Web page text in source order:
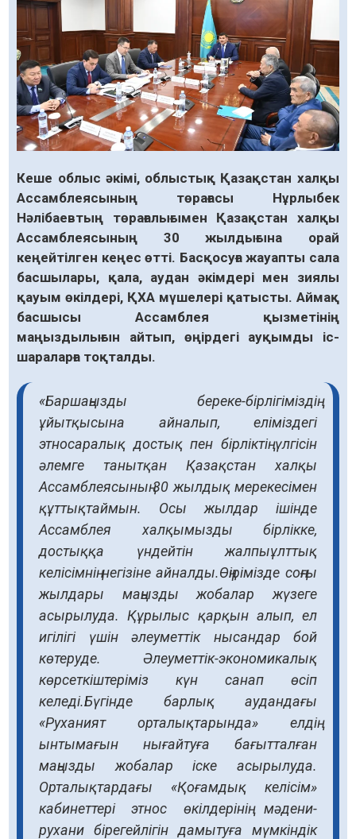
Кеше облыс әкімі, облыстық Қазақстан халқы
Ассамблеясының төрағасы Нұрлыбек
Нәлібаевтың төрағалығымен Қазақстан халқы
Ассамблеясының 30 жылдығына орай
кеңейтілген кеңес өтті. Басқосуға жауапты сала
басшылары, қала, аудан әкімдері мен зиялы
қауым өкілдері, ҚХА мүшелері қатысты.​ Аймақ
басшысы Ассамблея қызметінің
маңыздылығын айтып, өңірдегі ауқымды іс-
шараларға тоқталды.​
«Баршаңызды береке-бірлігіміздің
ұйытқысына айналып, еліміздегі
этносаралық достық пен бірліктің үлгісін
әлемге танытқан Қазақстан халқы
Ассамблеясының 30 жылдық мерекесімен
құттықтаймын. Осы жылдар ішінде
Ассамблея халқымызды бірлікке,
достыққа үндейтін жалпыұлттық
келісімнің негізіне айналды.Өңірімізде соңғы
жылдары маңызды жобалар жүзеге
асырылуда. Құрылыс қарқын алып, ел
игілігі үшін әлеуметтік нысандар бой
көтеруде. Әлеуметтік-экономикалық
көрсеткіштеріміз күн санап өсіп
келеді.Бүгінде барлық аудандағы
«Руханият орталықтарында» елдің
ынтымағын нығайтуға бағытталған
маңызды жобалар іске асырылуда.
Орталықтардағы «Қоғамдық келісім»
кабинеттері этнос өкілдерінің мәдени-
рухани бірегейлігін дамытуға мүмкіндік